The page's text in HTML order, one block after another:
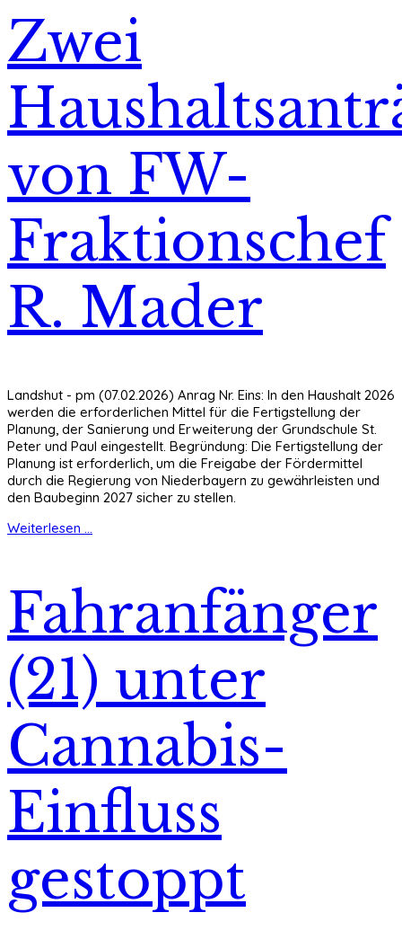
Zwei
von FW-
Fraktionschef
R. Mader
Landshut - pm (07.02.2026) Anrag Nr. Eins: In den Haushalt 2026
werden die erforderlichen Mittel für die Fertigstellung der
Planung, der Sanierung und Erweiterung der Grundschule St.
Peter und Paul eingestellt. Begründung: Die Fertigstellung der
Planung ist erforderlich, um die Freigabe der Fördermittel
durch die Regierung von Niederbayern zu gewährleisten und
den Baubeginn 2027 sicher zu stellen.
Weiterlesen ...
Fahranfänger
(21) unter
Cannabis-
Einfluss
gestoppt